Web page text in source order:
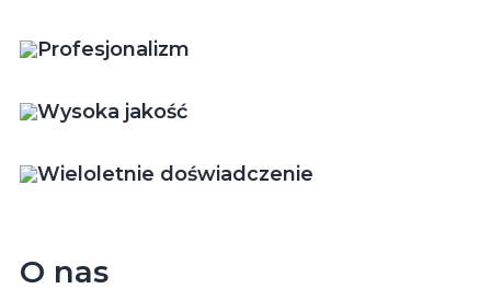
Profesjonalizm
Wysoka jakość
Wieloletnie doświadczenie
O nas